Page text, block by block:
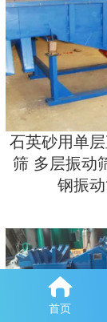
石英砂用单
筛 多层振动
钢振
首页